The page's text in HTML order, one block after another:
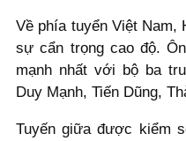
Về phía tuyển Việt Nam,
sự cẩn trọng cao độ.
mạnh nhất với bộ ba
Duy Mạnh, Tiến Dũng,
Tuyến giữa được kiểm